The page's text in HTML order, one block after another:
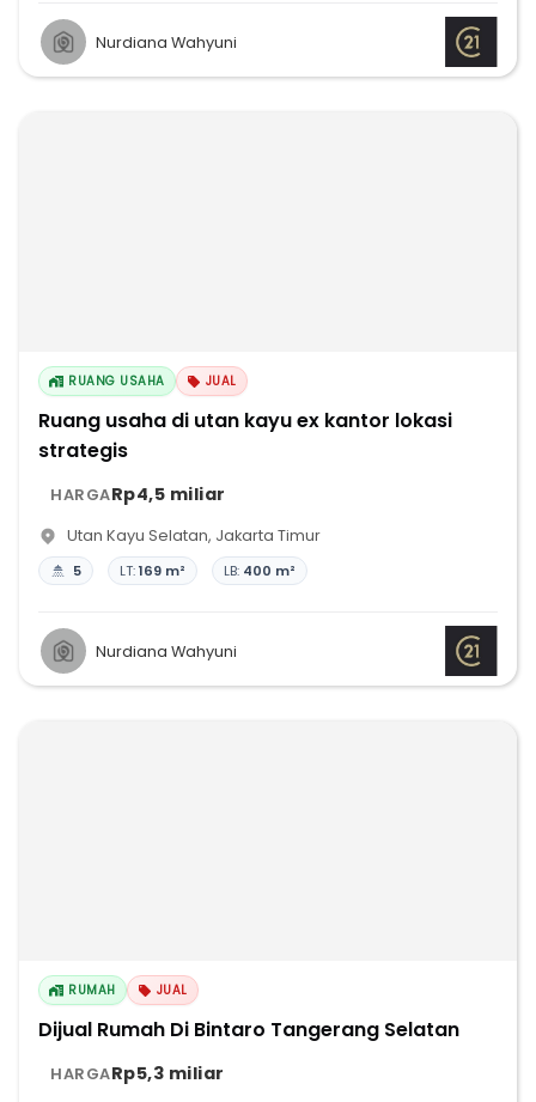
Nurdiana Wahyuni
RUANG USAHA JUAL
Ruang usaha di utan kayu ex kantor lokasi
strategis
HARGARp4,5 miliar
Utan Kayu Selatan, Jakarta Timur
5 LT:169 m² LB: 400 m²
Nurdiana Wahyuni
RUMAH JUAL
Dijual Rumah Di Bintaro Tangerang Selatan
HARGARp5,3 miliar